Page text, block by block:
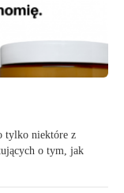
tylko niektóre z
o tym, jak